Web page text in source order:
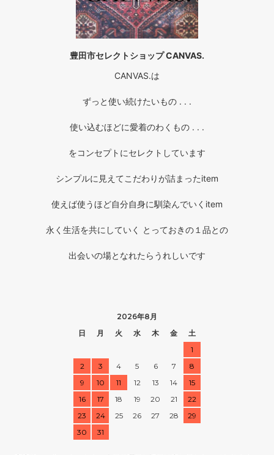
豊田市セレクトショップ CANVAS.
CANVAS.は
ずっと使い続けたいもの . . .
使い込むほどに愛着のわくもの . . .
をコンセプトにセレクトしています
シンプルに見えてこだわりが詰まったitem
使えば使うほど自分自身に馴染んでいくitem
永く生活を共にしていく とっておきの１品との
出会いの場となれたらうれしいです
2026年8月
日
月 火 水 木 金
土
1
2
3 4 5 6 7
8
9
10 11 12 13 14
15
16
17 18 19 20 21
22
23
24 25 26 27 28
29
30
31